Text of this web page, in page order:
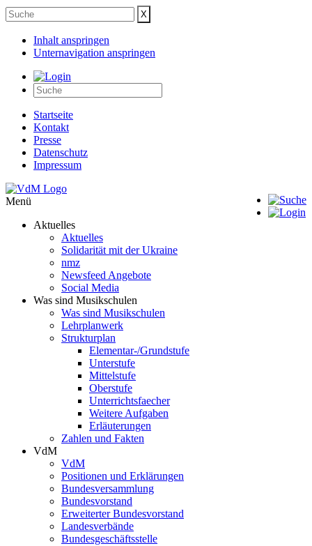
Inhalt anspringen
Unternavigation anspringen
Startseite
Kontakt
Presse
Datenschutz
Impressum
Menü
Aktuelles
Aktuelles
Solidarität mit der Ukraine
nmz
Newsfeed Angebote
Social Media
Was sind Musikschulen
Was sind Musikschulen
Lehrplanwerk
Strukturplan
Elementar-/Grundstufe
Unterstufe
Mittelstufe
Oberstufe
Unterrichtsfaecher
Weitere Aufgaben
Erläuterungen
Zahlen und Fakten
VdM
VdM
Positionen und Erklärungen
Bundesversammlung
Bundesvorstand
Erweiterter Bundesvorstand
Landesverbände
Bundesgeschäftsstelle